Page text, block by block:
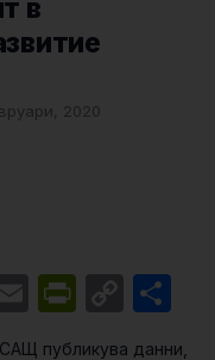
в
2020
Email
публикува данни,